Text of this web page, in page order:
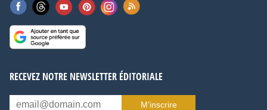
RECEVEZ NOTRE NEWSLETTER ÉDITORIALE
M’inscrire